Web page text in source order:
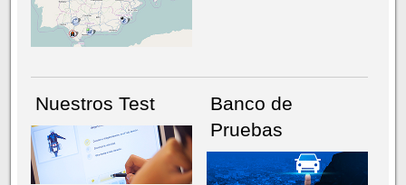
NÚMERO ACTUALHEMEROTECA
Nuestros Test
Banco de
Pruebas